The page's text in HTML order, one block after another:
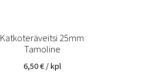
Katkoteräveitsi 25mm
Tamoline
6,50€ / kpl